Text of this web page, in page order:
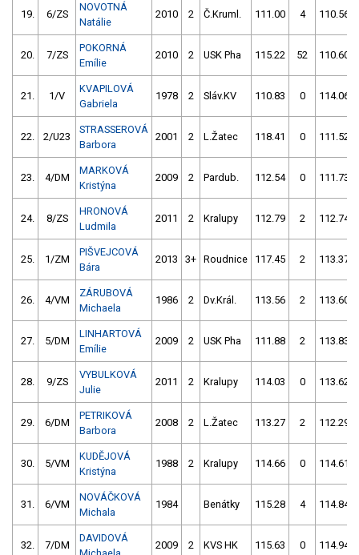
19. 6/ZS
NOVOTNÁ
Natálie
2010 2 Č.Kruml. 111.00 4 110.56
20. 7/ZS
POKORNÁ
Emílie
2010 2 USK Pha 115.22 52 110.60
21. 1/V
KVAPILOVÁ
Gabriela
1978 2 Sláv.KV 110.83 0 114.06
22. 2/U23
STRASSEROVÁ
Barbora
2001 2 L.Žatec 118.41 0 111.52
23. 4/DM
MARKOVÁ
Kristýna
2009 2 Pardub. 112.54 0 111.73
24. 8/ZS
HRONOVÁ
Ludmila
2011 2 Kralupy 112.79 2 112.74
25. 1/ZM
PIŠVEJCOVÁ
Bára
2013 3+ Roudnice 117.45 2 113.37
26. 4/VM
ZÁRUBOVÁ
Michaela
1986 2 Dv.Král. 113.56 2 113.60
27. 5/DM
LINHARTOVÁ
Emílie
2009 2 USK Pha 111.88 2 113.83
28. 9/ZS
VYBULKOVÁ
Julie
2011 2 Kralupy 114.03 0 113.62
29. 6/DM
PETRIKOVÁ
Barbora
2008 2 L.Žatec 113.27 2 112.29
30. 5/VM
KUDĚJOVÁ
Kristýna
1988 2 Kralupy 114.66 0 114.61
31. 6/VM
NOVÁČKOVÁ
Michala
1984 Benátky 115.28 4 114.84
32. 7/DM
DAVIDOVÁ
2009 2 KVS HK 115.63 0 114.94